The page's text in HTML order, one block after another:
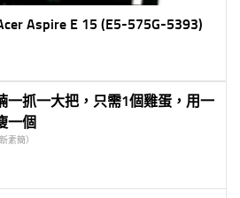
Aspire E 15 (E5-575G-5393)
一抓一大把，只需1個雞蛋，用一
一個
素簡）